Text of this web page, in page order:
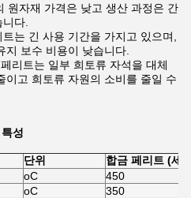
원자재 가격은 낮고 생산 과정은 간
다.
는 긴 사용 기간을 가지고 있으며,
지 보수 비용이 낮습니다.
리트는 일부 희토류 자석을 대체
이고 희토류 자원의 소비를 줄일 수
성
단위
합금 페리트 (세
oC
450
oC
350